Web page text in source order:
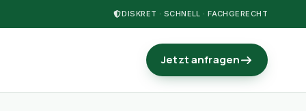
DISKRET · SCHNELL · FACHGERECHT
Jetzt anfragen